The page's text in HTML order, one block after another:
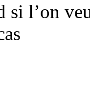
si l’on